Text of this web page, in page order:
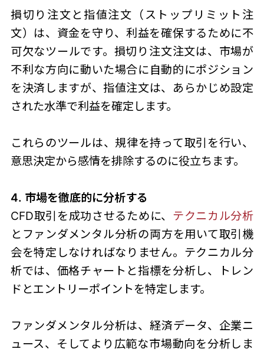
損切り注文と指値注文（ストップリミット注
文）は、資金を守り、利益を確保するために不
可欠なツールです。 損切り 注文注文は、市場が
不利な方向に動いた場合に自動的にポジション
を決済しますが、指値注文は、あらかじめ設定
された水準で利益を確定します。
これらのツールは、規律を持って取引を行い、
意思決定から感情を排除するのに役立ちます。
4. 市場を徹底的に分析する
CFD取引を成功させるために、 テクニカル分析
とファンダメンタル分析の両方を用いて取引機
会を特定しなければなりません。テクニカル分
析では、価格チャートと指標を分析し、トレン
ドとエントリーポイントを特定します。
ファンダメンタル分析は、経済データ、企業ニ
ュース、そしてより広範な市場動向を分析しま